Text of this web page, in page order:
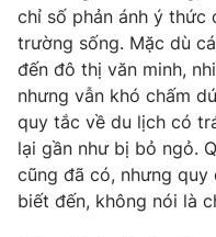
Hitech Công nghệ
Sản phẩm
Thị trường
Tư vấn
Giao lưu trực tuyến
Lịch phát sóng
Chuyên mục khác
Emagazine
chỉ số phản ánh ý thức
trường sống. Mặc dù
đến đô thị văn minh,
nhưng vẫn khó chấm
quy tắc về du lịch có
lại gần như bị bỏ ngỏ.
cũng đã có, nhưng quy
biết đến, không nói là